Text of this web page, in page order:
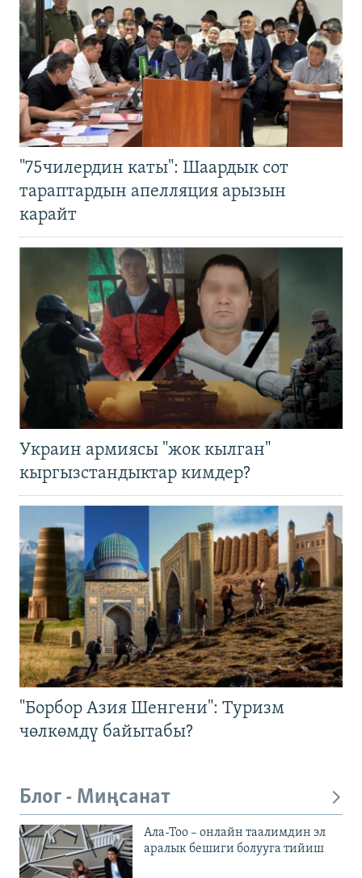
"75чилердин каты": Шаардык сот
тараптардын апелляция арызын
карайт
Украин армиясы "жок кылган"
кыргызстандыктар кимдер?
"Борбор Азия Шенгени": Туризм
чөлкөмдү байытабы?
Блог - Миңсанат
Ала-Тоо – онлайн таалимдин эл
аралык бешиги болууга тийиш